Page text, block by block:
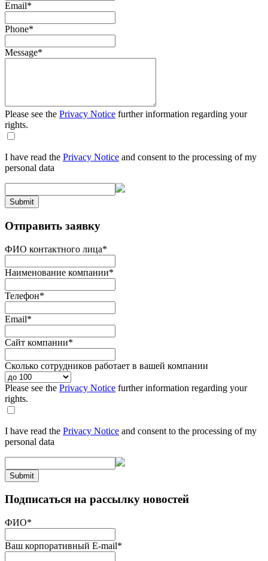
Email*
Phone*
Message*
Please see the Privacy Notice further information regarding your
rights.
I have read the Privacy Notice and consent to the processing of my
personal data
Submit
Отправить заявку
ФИО контактного лица*
Наименование компании*
Телефон*
Email*
Сайт компании*
Сколько сотрудников работает в вашей компании
Please see the Privacy Notice further information regarding your
rights.
I have read the Privacy Notice and consent to the processing of my
personal data
Submit
Подписаться на рассылку новостей
ФИО*
Ваш корпоративный E-mail*